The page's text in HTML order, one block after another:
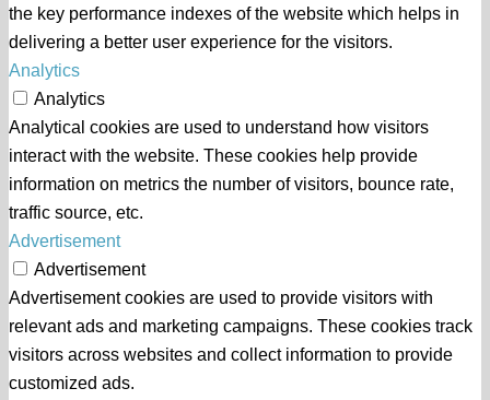
the key performance indexes of the website which helps in
delivering a better user experience for the visitors.
Analytics
Analytics
Analytical cookies are used to understand how visitors
interact with the website. These cookies help provide
information on metrics the number of visitors, bounce rate,
traffic source, etc.
Advertisement
Advertisement
Advertisement cookies are used to provide visitors with
relevant ads and marketing campaigns. These cookies track
visitors across websites and collect information to provide
customized ads.